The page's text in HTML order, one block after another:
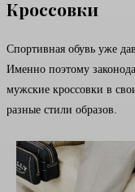
Кроссовки
Спортивная обувь уже
Именно поэтому
мужские кроссовки в
разные стили образов.